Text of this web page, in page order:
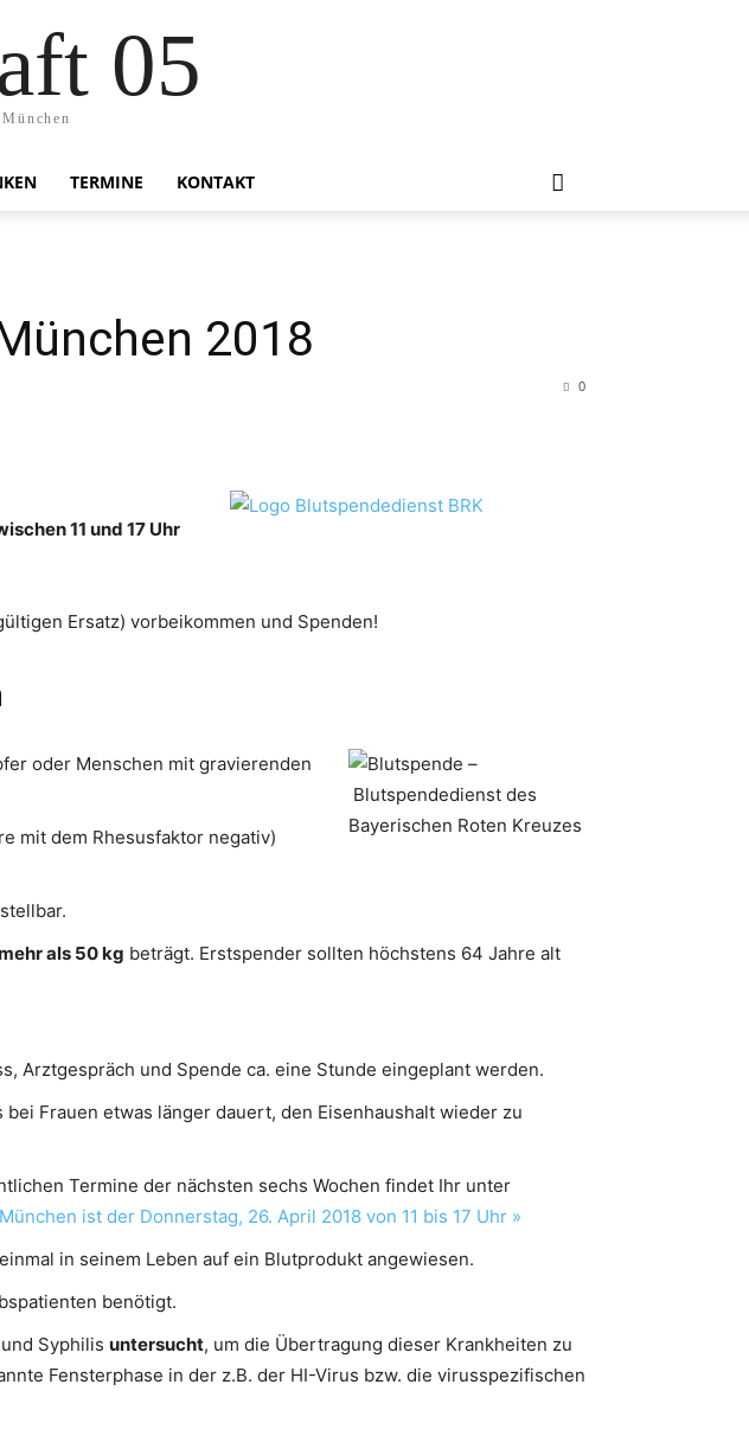
05
TERMINE KONTAKT
2018
0
11 und 17 Uhr
Ersatz) vorbeikommen und Spenden!
oder Menschen mit gravierenden
mit dem Rhesusfaktor negativ)
als 50 kg beträgt. Erstspender sollten höchstens 64 Jahre alt
Arztgespräch und Spende ca. eine Stunde eingeplant werden.
Frauen etwas länger dauert, den Eisenhaushalt wieder zu
Termine der nächsten sechs Wochen findet Ihr unter
ist der Donnerstag, 26. April 2018 von 11 bis 17 Uhr »
in seinem Leben auf ein Blutprodukt angewiesen.
benötigt.
Syphilis untersucht, um die Übertragung dieser Krankheiten zu
Fensterphase in der z.B. der HI-Virus bzw. die virusspezifischen